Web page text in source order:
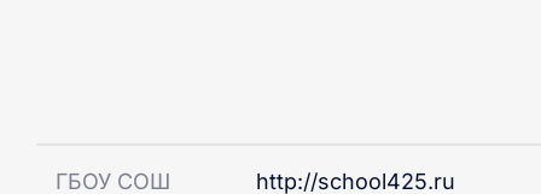
ГБОУ СОШ
http://school425.ru